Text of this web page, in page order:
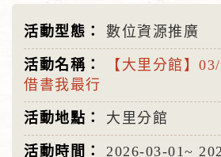
數位資源推廣
【大里分館】
借書我最行
大里分館
2026-03-01~